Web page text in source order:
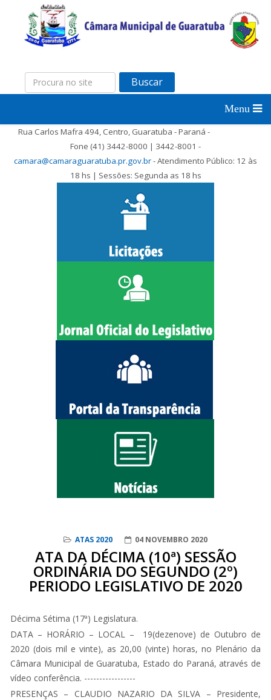
Buscar
Rua Carlos Mafra 494, Centro, Guaratuba - Paraná -
Fone (41) 3442-8000 | 3442-8001 -
camara@camaraguaratuba.pr.gov.br- Atendimento Público: 12 às
18 hs | Sessões: Segunda as 18 hs
ATAS 2020 04 NOVEMBRO 2020
ATA DA DÉCIMA (10ª) SESSÃO
ORDINÁRIA DO SEGUNDO (2º)
PERIODO LEGISLATIVO DE 2020
Décima Sétima (17ª) Legislatura.
DATA – HORÁRIO – LOCAL – 19(dezenove) de Outubro de
2020 (dois mil e vinte), as 20,00 (vinte) horas, no Plenário da
Câmara Municipal de Guaratuba, Estado do Paraná, através de
vídeo conferência. -----------------
PRESENÇAS – CLAUDIO NAZARIO DA SILVA – Presidente,